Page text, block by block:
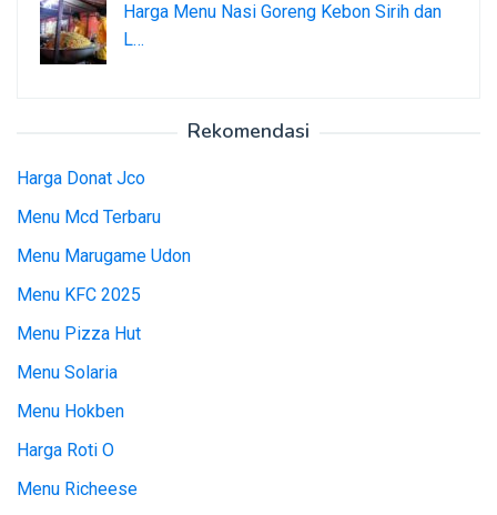
Harga Menu Nasi Goreng Kebon Sirih dan
L…
Rekomendasi
Harga Donat Jco
Menu Mcd Terbaru
Menu Marugame Udon
Menu KFC 2025
Menu Pizza Hut
Menu Solaria
Menu Hokben
Harga Roti O
Menu Richeese